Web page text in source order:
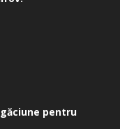
pentru